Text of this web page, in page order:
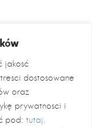
jakość
dostosowane
oraz
prywatności i
pod: tutaj.